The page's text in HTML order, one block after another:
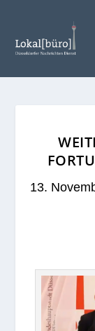
13.